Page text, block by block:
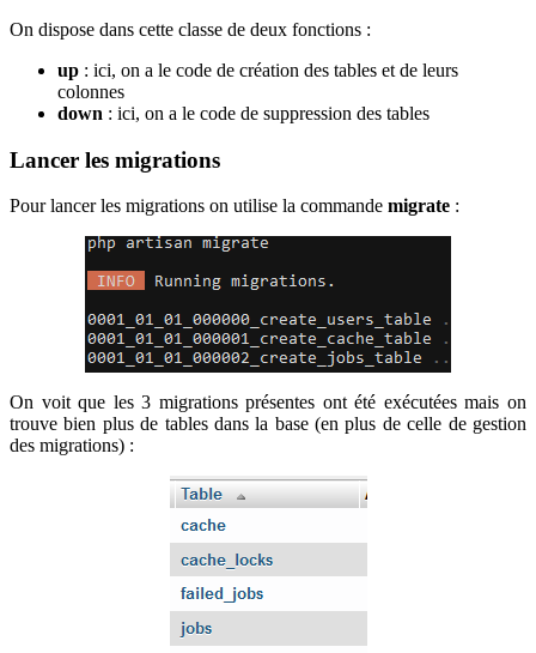
On dispose dans cette classe de deux fonctions :
up : ici, on a le code de création des tables et de leurs
colonnes
down : ici, on a le code de suppression des tables
Lancer les migrations
Pour lancer les migrations on utilise la commande migrate :
On voit que les 3 migrations présentes ont été exécutées mais on
trouve bien plus de tables dans la base (en plus de celle de gestion
des migrations) :